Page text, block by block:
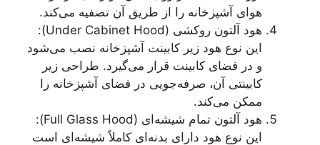
هوای آشپزخانه را از طریق آن تصفیه می‌کند.
هود آلتون روکشی (Under Cabinet Hood):
این نوع هود زیر کابینت آشپزخانه نصب می‌شود
و در فضای کابینت قرار می‌گیرد. طراحی زیر
کابینتی آن، صرفه‌جویی در فضای آشپزخانه را
ممکن می‌کند.
هود آلتون تمام شیشه‌ای (Full Glass Hood):
این نوع هود دارای بدنه‌ای کاملاً شیشه‌ای است